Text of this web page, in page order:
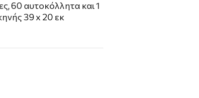
60 αυτοκόλλητα και 1
39 x 20 εκ